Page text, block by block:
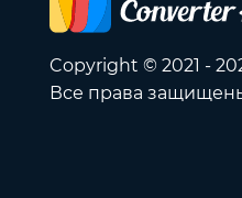
Copyright © 2021 -
Все права